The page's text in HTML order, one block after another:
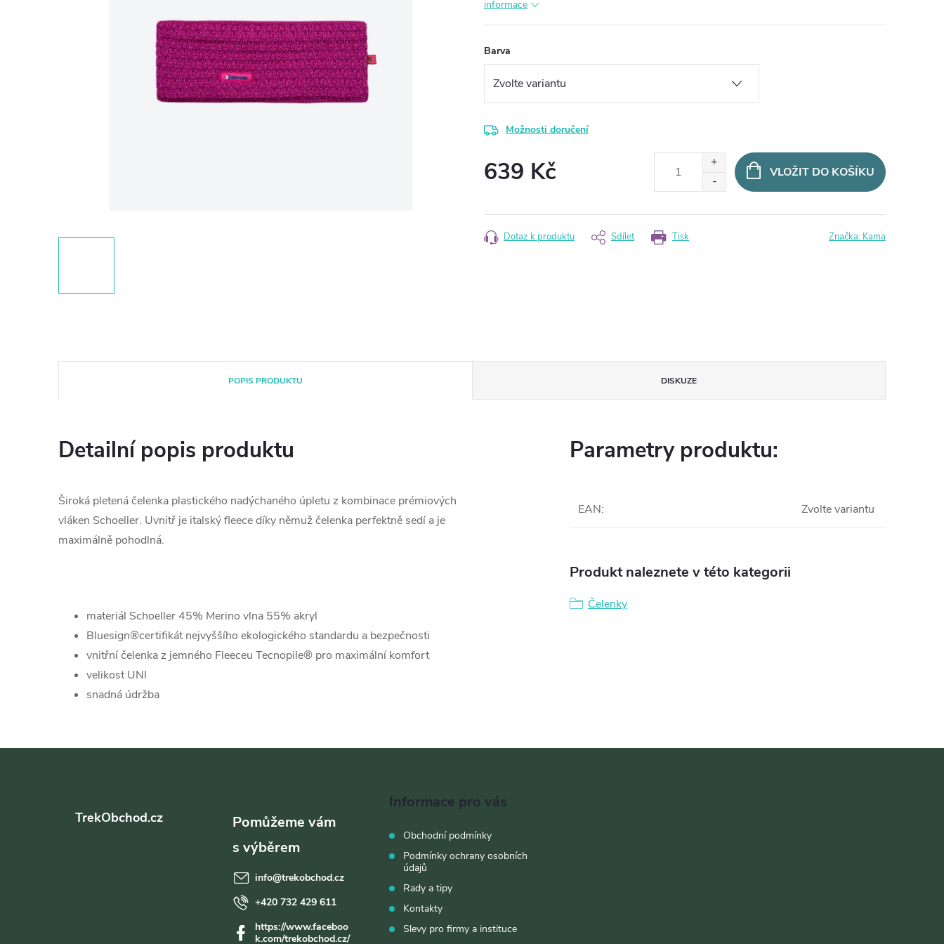
informace
Barva
Možnosti doručení
639 Kč VLOŽIT DO KOŠÍKU
Tisk
Dotaz k produktu Sdílet Značka: Kama
POPIS PRODUKTU DISKUZE
Detailní popis produktu
Široká pletená čelenka plastického nadýchaného úpletu z kombinace prémiových
vláken Schoeller. Uvnitř je italský fleece díky němuž čelenka perfektně sedí a je
maximálně pohodlná.
materiál Schoeller 45% Merino vlna 55% akryl
Bluesign®certifikát nejvyššího ekologického standardu a bezpečnosti
vnitřní čelenka z jemného Fleeceu Tecnopile® pro maximální komfort
velikost UNI
snadná údržba
Parametry produktu:
EAN: Zvolte variantu
Produkt naleznete v této kategorii
Čelenky
TrekObchod.cz
info@trekobchod.cz
+420 732 429 611
https://www.faceboo
k.com/trekobchod.cz/
Informace pro vás
Obchodní podmínky
Podmínky ochrany osobních
údajů
Rady a tipy
Kontakty
Slevy pro firmy a instituce